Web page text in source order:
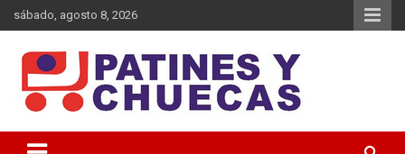
Saltar
al
sábado, agosto 8, 2026
Patines y Chuecas